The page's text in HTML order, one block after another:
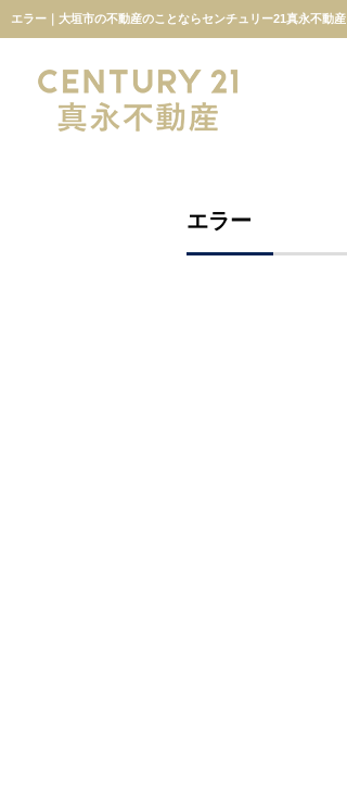
エラー｜大垣市の不動産のことならセンチュリー21真永不動産
エラー